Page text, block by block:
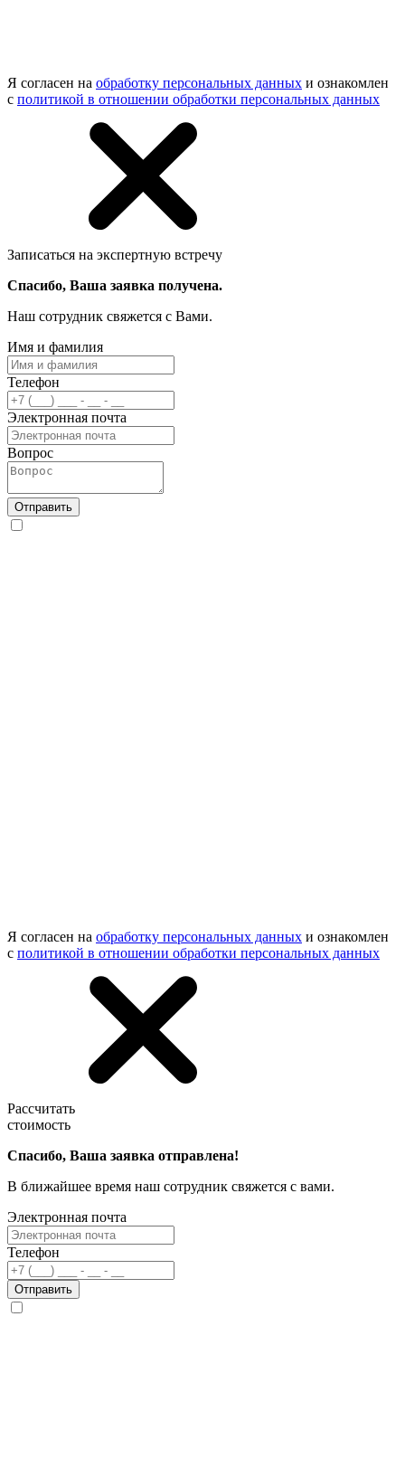
Я согласен на обработку персональных данных и ознакомлен
с политикой в отношении обработки персональных данных
Записаться на экспертную встречу
Спасибо, Ваша заявка получена.
Наш сотрудник свяжется с Вами.
Имя и фамилия
Телефон
Электронная почта
Вопрос
Отправить
Я согласен на обработку персональных данных и ознакомлен
с политикой в отношении обработки персональных данных
Рассчитать
стоимость
Спасибо, Ваша заявка отправлена!
В ближайшее время наш сотрудник свяжется с вами.
Электронная почта
Телефон
Отправить